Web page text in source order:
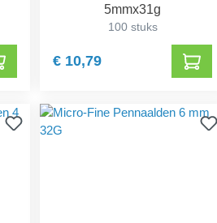
5mmx31g
100 stuks
€ 10,79